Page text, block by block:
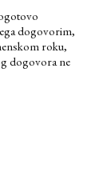
dogovorim,
roku,
dogovora ne